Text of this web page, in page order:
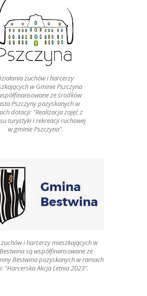
zuchów i harcerzy
w Gminie Pszczyna
ze środków
Pszczyny pozyskanych w
dotacji: "Realizacja zajęć z
turystyki i rekreacji ruchowej
w gminie Pszczyna".
zuchów i harcerzy mieszkających w
są współfinansowane ze
Bestwina pozyskanych w ramach
"Harcerska Akcja Letnia 2023".